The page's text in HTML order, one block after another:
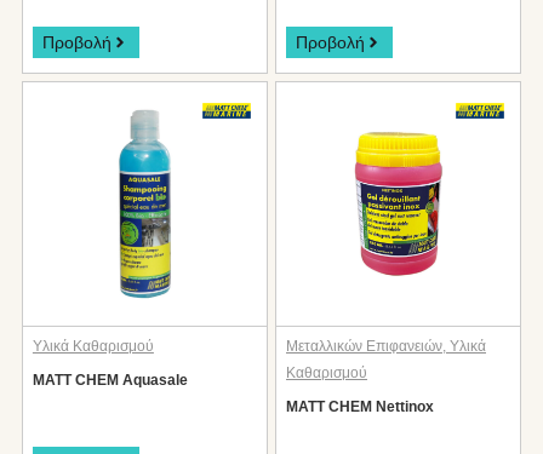
Προβολή Προβολή
Υλικά Καθαρισμού
MATT CHEM Aquasale
Μεταλλικών Επιφανειών, Υλικά
Καθαρισμού
MATT CHEM Nettinox